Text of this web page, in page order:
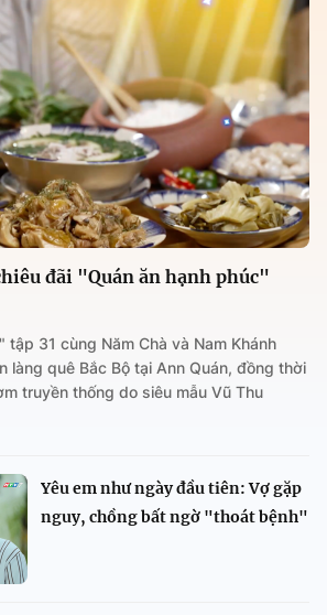
đãi "Quán ăn hạnh phúc"
tập 31 cùng Năm Chà và Nam Khánh
làng quê Bắc Bộ tại Ann Quán, đồng thời
truyền thống do siêu mẫu Vũ Thu
Yêu em như ngày đầu tiên: Vợ gặp
nguy, chồng bất ngờ "thoát bệnh"